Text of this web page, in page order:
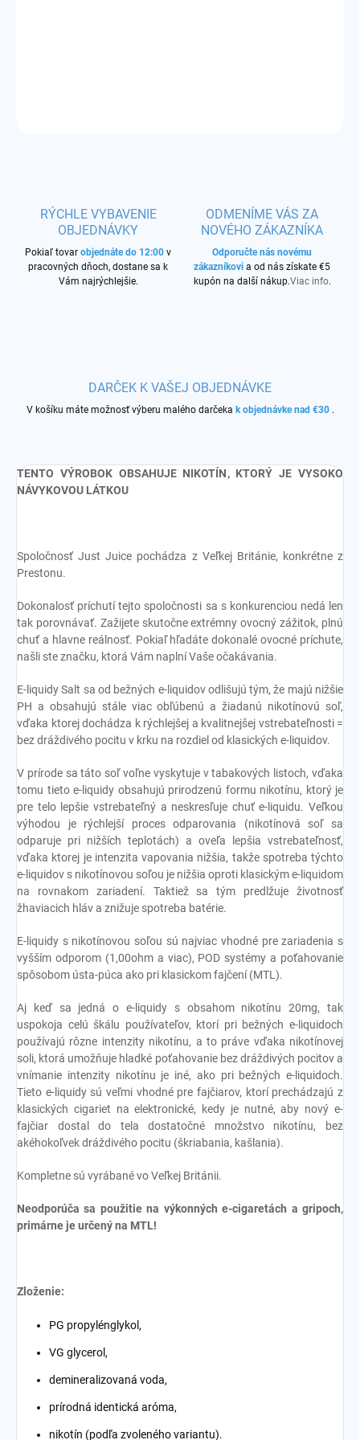
RÝCHLE VYBAVENIE
OBJEDNÁVKY
Pokiaľ tovar objednáte do 12:00 v
pracovných dňoch, dostane sa k
Vám najrýchlejšie.
ODMENÍME VÁS ZA
NOVÉHO ZÁKAZNÍKA
Odporučte nás novému
zákazníkovi a od nás získate €5
kupón na další nákup.Viac info.
DARČEK K VAŠEJ OBJEDNÁVKE
V košíku máte možnosť výberu malého darčeka k objednávke nad €30.
TENTO VÝROBOK OBSAHUJE NIKOTÍN, KTORÝ JE VYSOKO
NÁVYKOVOU LÁTKOU
Spoločnosť Just Juice pochádza z Veľkej Británie, konkrétne z
Prestonu.
Dokonalosť príchutí tejto spoločnosti sa s konkurenciou nedá len
tak porovnávať. Zažijete skutočne extrémny ovocný zážitok, plnú
chuť a hlavne reálnosť. Pokiaľ hľadáte dokonalé ovocné príchute,
našli ste značku, ktorá Vám naplní Vaše očakávania.
E-liquidy Salt sa od bežných e-liquidov odlišujú tým, že majú nižšie
PH a obsahujú stále viac obľúbenú a žiadanú nikotínovú soľ,
vďaka ktorej dochádza k rýchlejšej a kvalitnejšej vstrebateľnosti =
bez dráždivého pocitu v krku na rozdiel od klasických e-liquidov.
V prírode sa táto soľ voľne vyskytuje v tabakových listoch, vďaka
tomu tieto e-liquidy obsahujú prirodzenú formu nikotínu, ktorý je
pre telo lepšie vstrebateľný a neskresľuje chuť e-liquidu. Veľkou
výhodou je rýchlejší proces odparovania (nikotínová soľ sa
odparuje pri nižších teplotách) a oveľa lepšia vstrebateľnosť,
vďaka ktorej je intenzita vapovania nižšia, takže spotreba týchto
e-liquidov s nikotínovou soľou je nižšia oproti klasickým e-liquidom
na rovnakom zariadení. Taktiež sa tým predlžuje životnosť
žhaviacich hláv a znižuje spotreba batérie.
E-liquidy s nikotínovou soľou sú najviac vhodné pre zariadenia s
vyšším odporom (1,00ohm a viac), POD systémy a poťahovanie
spôsobom ústa-púca ako pri klasickom fajčení (MTL).
Aj keď sa jedná o e-liquidy s obsahom nikotínu 20mg, tak
uspokoja celú škálu používateľov, ktorí pri bežných e-liquidoch
používajú rôzne intenzity nikotínu, a to práve vďaka nikotínovej
soli, ktorá umožňuje hladké poťahovanie bez dráždivých pocitov a
vnímanie intenzity nikotínu je iné, ako pri bežných e-liquidoch.
Tieto e-liquidy sú veľmi vhodné pre fajčiarov, ktorí prechádzajú z
klasických cigariet na elektronické, kedy je nutné, aby nový e-
fajčiar dostal do tela dostatočné množstvo nikotínu, bez
akéhokoľvek dráždivého pocitu (škriabania, kašlania).
Kompletne sú vyrábané vo Veľkej Británii.
Neodporúča sa použitie na výkonných e-cigaretách a gripoch,
primárne je určený na MTL!
Zloženie:
PG propylénglykol,
VG glycerol,
demineralizovaná voda,
prírodná identická aróma,
nikotín (podľa zvoleného variantu).